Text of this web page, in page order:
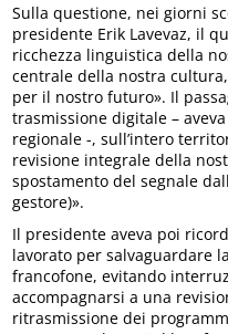
Sulla questione, nei giorni
presidente Erik Lavevaz, il
ricchezza linguistica della
centrale della nostra
per il nostro futuro». Il
trasmissione digitale –
regionale -, sull’intero
revisione integrale della
spostamento del segnale
gestore)».
Il presidente aveva poi
lavorato per salvaguardare
francofone, evitando
accompagnarsi a una
ritrasmissione dei